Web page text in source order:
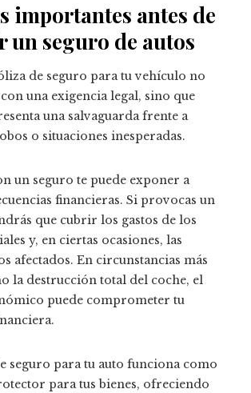
importantes antes de
seguro de autos
de seguro para tu vehículo no
una exigencia legal, sino que
una salvaguarda frente a
o situaciones inesperadas.
un seguro te puede exponer a
financieras. Si provocas un
que cubrir los gastos de los
y, en ciertas ocasiones, las
afectados. En circunstancias más
la destrucción total del coche, el
puede comprometer tu
seguro para tu auto funciona como
para tus bienes, ofreciendo